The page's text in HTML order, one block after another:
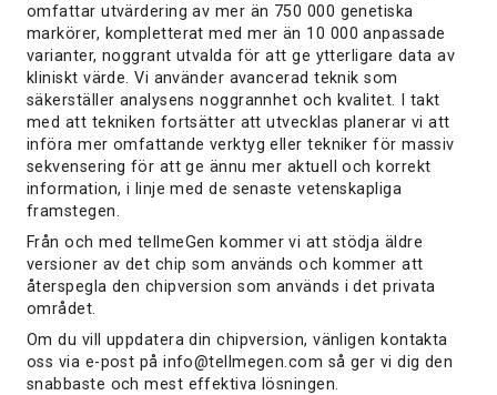
omfattar utvärdering av mer än 750 000 genetiska
markörer, kompletterat med mer än 10 000 anpassade
varianter, noggrant utvalda för att ge ytterligare data av
kliniskt värde. Vi använder avancerad teknik som
säkerställer analysens noggrannhet och kvalitet. I takt
med att tekniken fortsätter att utvecklas planerar vi att
införa mer omfattande verktyg eller tekniker för massiv
sekvensering för att ge ännu mer aktuell och korrekt
information, i linje med de senaste vetenskapliga
framstegen.
Från och med tellmeGen kommer vi att stödja äldre
versioner av det chip som används och kommer att
återspegla den chipversion som används i det privata
området.
Om du vill uppdatera din chipversion, vänligen kontakta
oss via e-post på info@tellmegen.com så ger vi dig den
snabbaste och mest effektiva lösningen.